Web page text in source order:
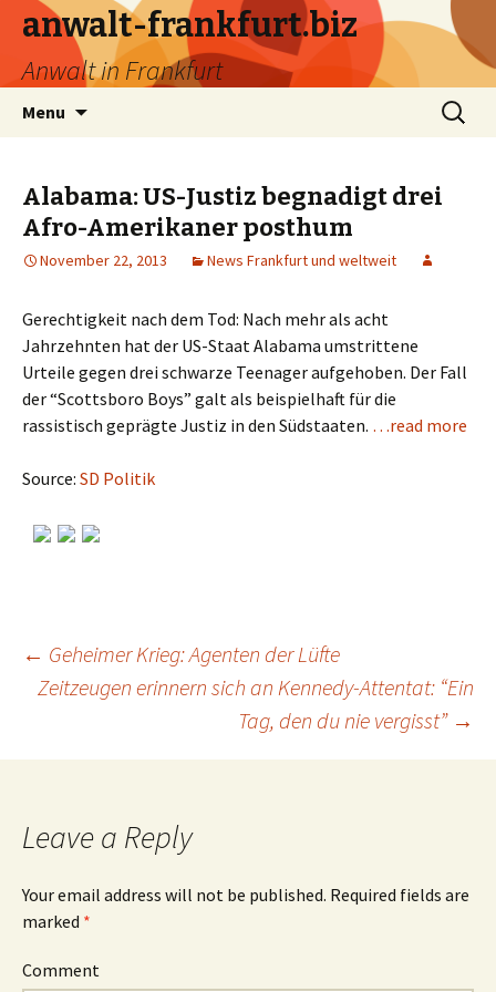
anwalt-frankfurt.biz
Anwalt in Frankfurt
Menu
Search
for:
Alabama: US-Justiz begnadigt drei
Afro-Amerikaner posthum
November 22, 2013 News Frankfurt und weltweit
Gerechtigkeit nach dem Tod: Nach mehr als acht
Jahrzehnten hat der US-Staat Alabama umstrittene
Urteile gegen drei schwarze Teenager aufgehoben. Der Fall
der “Scottsboro Boys” galt als beispielhaft für die
rassistisch geprägte Justiz in den Südstaaten. …read more
Source: SD Politik
Post
navigation
← Geheimer Krieg: Agenten der Lüfte
Zeitzeugen erinnern sich an Kennedy-Attentat: “Ein
Tag, den du nie vergisst” →
Leave a Reply
Your email address will not be published. Required fields are
marked *
Comment